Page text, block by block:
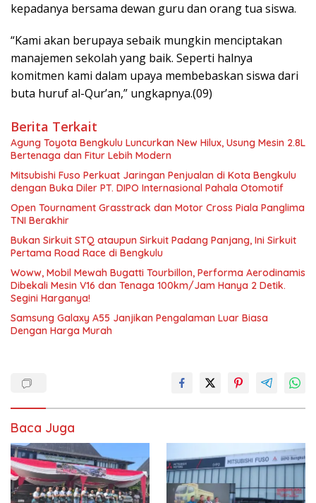
kepadanya bersama dewan guru dan orang tua siswa.
“Kami akan berupaya sebaik mungkin menciptakan
manajemen sekolah yang baik. Seperti halnya
komitmen kami dalam upaya membebaskan siswa dari
buta huruf al-Qur’an,” ungkapnya.(09)
Berita Terkait
Agung Toyota Bengkulu Luncurkan New Hilux, Usung Mesin 2.8L
Bertenaga dan Fitur Lebih Modern
Mitsubishi Fuso Perkuat Jaringan Penjualan di Kota Bengkulu
dengan Buka Diler PT. DIPO Internasional Pahala Otomotif
Open Tournament Grasstrack dan Motor Cross Piala Panglima
TNI Berakhir
Bukan Sirkuit STQ ataupun Sirkuit Padang Panjang, Ini Sirkuit
Pertama Road Race di Bengkulu
Woww, Mobil Mewah Bugatti Tourbillon, Performa Aerodinamis
Dibekali Mesin V16 dan Tenaga 100km/Jam Hanya 2 Detik.
Segini Harganya!
Samsung Galaxy A55 Janjikan Pengalaman Luar Biasa
Dengan Harga Murah
Baca Juga